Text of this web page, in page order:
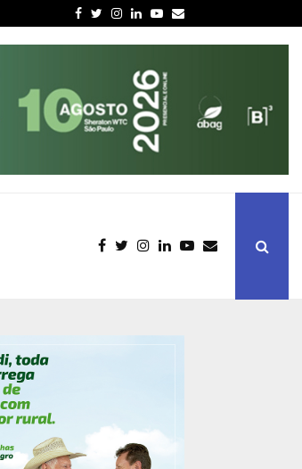
Facebook
Twitter
Instagram
LinkedinYoutube
Email